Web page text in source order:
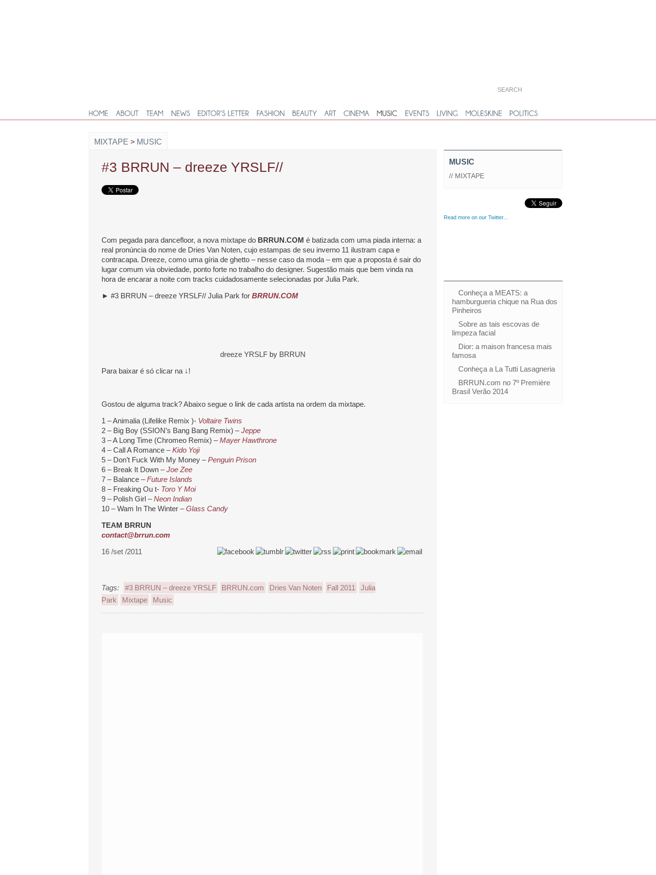
MIXTAPE > MUSIC
#3 BRRUN – dreeze YRSLF//
Com pegada para dancefloor, a nova mixtape do BRRUN.COM é batizada com uma piada interna: a
real pronúncia do nome de Dries Van Noten, cujo estampas de seu inverno 11 ilustram capa e
contracapa. Dreeze, como uma gíria de ghetto – nesse caso da moda – em que a proposta é sair do
lugar comum via obviedade, ponto forte no trabalho do designer. Sugestão mais que bem vinda na
hora de encarar a noite com tracks cuidadosamente selecionadas por Julia Park.
► #3 BRRUN – dreeze YRSLF// Julia Park for BRRUN.COM
dreeze YRSLFby BRRUN
Para baixar é só clicar na ↓!
Gostou de alguma track? Abaixo segue o link de cada artista na ordem da mixtape.
1 – Animalia (Lifelike Remix )- Voltaire Twins
2 – Big Boy (SSION’s Bang Bang Remix) –Jeppe
3 – A Long Time (Chromeo Remix) –Mayer Hawthrone
4 – Call A Romance –Kido Yoji
5 – Don’t Fuck With My Money –Penguin Prison
6 – Break It Down –Joe Zee
7 – Balance –Future Islands
8 – Freaking Ou t- Toro Y Moi
9 – Polish Girl –Neon Indian
10 – Wam In The Winter –Glass Candy
TEAM BRRUN
contact@brrun.com
16 /set /2011
Tags: #3 BRRUN – dreeze YRSLF BRRUN.com Dries Van Noten Fall 2011
Julia
Park
Mixtape Music
MUSIC
// MIXTAPE
Read more on our Twitter...
Conheça a MEATS: a
hamburgueria chique na Rua dos
Pinheiros
Sobre as tais escovas de
limpeza facial
Dior: a maison francesa mais
famosa
Conheça a La Tutti Lasagneria
BRRUN.com no 7º Première
Brasil Verão 2014